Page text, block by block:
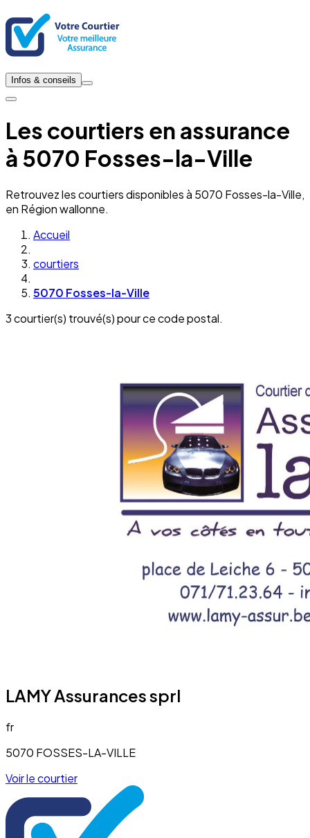
Infos & conseils
Les courtiers en assurance
à 5070 Fosses-la-Ville
Retrouvez les courtiers disponibles à 5070 Fosses-la-Ville,
en Région wallonne.
Accueil
courtiers
5070 Fosses-la-Ville
3 courtier(s) trouvé(s) pour ce code postal.
LAMY Assurances sprl
fr
5070 FOSSES-LA-VILLE
Voir le courtier